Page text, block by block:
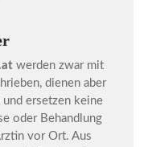
werden zwar mit
dienen aber
ersetzen keine
oder Behandlung
vor Ort. Aus